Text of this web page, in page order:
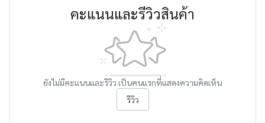
คะแนนและรีวิวสินค้า
ยังไม่มีคะแนนและรีวิว เป็นคนแรกที่แสดงความคิดเห็น
รีวิว